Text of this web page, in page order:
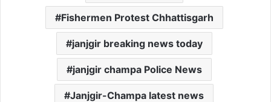
Fishermen Protest Chhattisgarh
janjgir breaking news today
janjgir champa Police News
Janjgir-Champa latest news